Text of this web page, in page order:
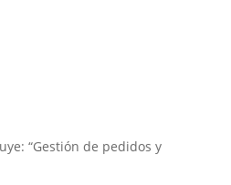
“Gestión de pedidos y